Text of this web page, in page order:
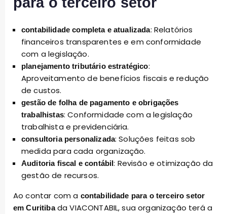
contabilidade completa e atualizada: Relatórios
financeiros transparentes e em conformidade
com a legislação.
planejamento tributário estratégico:
Aproveitamento de benefícios fiscais e redução
de custos.
gestão de folha de pagamento e obrigações
trabalhistas: Conformidade com a legislação
trabalhista e previdenciária.
consultoria personalizada: Soluções feitas sob
medida para cada organização.
Auditoria fiscal e contábil: Revisão e otimização da
gestão de recursos.
Ao contar com a contabilidade para o terceiro setor
em Curitibada VIACONTABIL, sua organização terá a